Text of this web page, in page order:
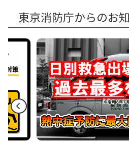
「救急救命講習」を更新しました
せ～Web予約開始～】)
2026年02月10日
「板橋消防団」を更新しました。
東京消防庁からのお